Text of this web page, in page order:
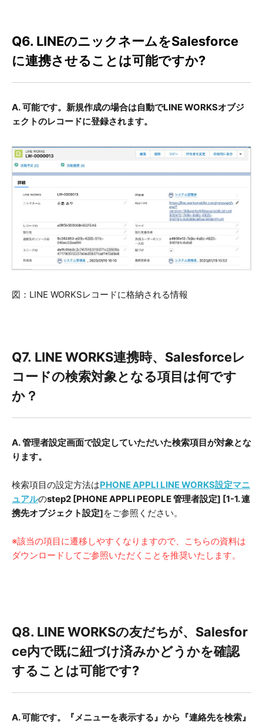
Q6. LINEのニックネームをSalesforce
に連携させることは可能ですか?
A. 可能です。新規作成の場合は自動でLINE WORKSオブジ
ェクトのレコードに登録されます。
図：LINE WORKSレコードに格納される情報
Q7. LINE WORKS連携時、Salesforceレ
コードの検索対象となる項目は何です
か？
A. 管理者設定画面で設定していただいた検索項目が対象とな
ります。
検索項目の設定方法はPHONE APPLI LINE WORKS設定マニ
ュアルのstep2 [PHONE APPLI PEOPLE 管理者設定] [1-1. 連
携先オブジェクト設定]をご参照ください。
※該当の項目に遷移しやすくなりますので、こちらの資料は
ダウンロードしてご参照いただくことを推奨いたします。
Q8. LINE WORKSの友だちが、Salesfor
ce内で既に紐づけ済みかどうかを確認
することは可能です?
A. 可能です。『メニューを表示する』から『連絡先を検索』